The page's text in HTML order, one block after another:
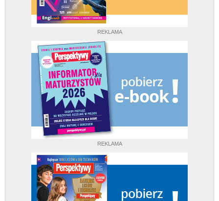
REKLAMA
REKLAMA